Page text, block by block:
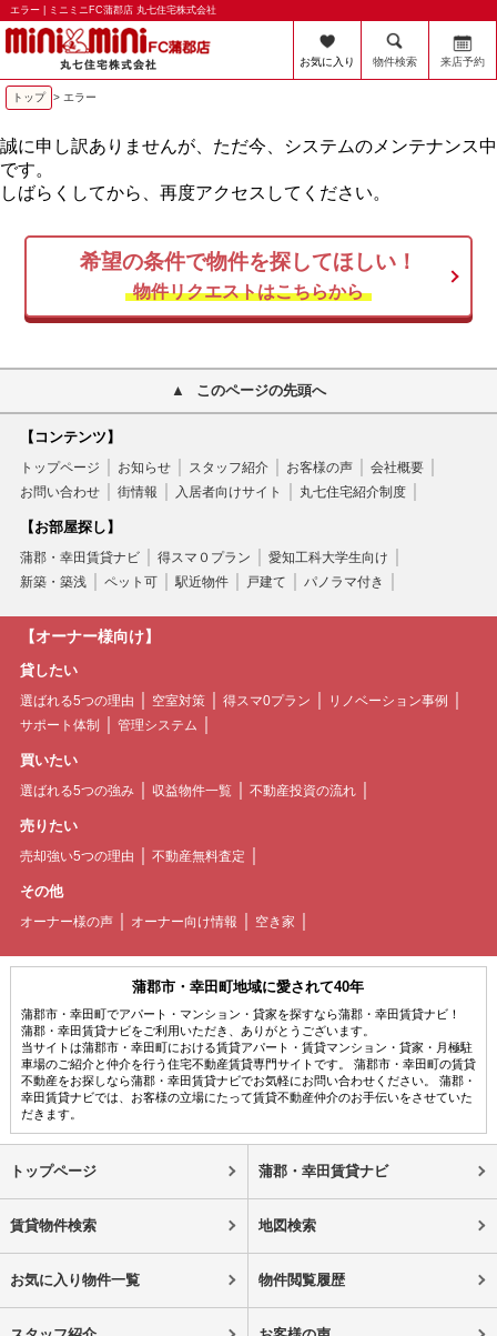
エラー | ミニミニFC蒲郡店 丸七住宅株式会社
お気に入り 物件検索 来店予約
トップ > エラー
誠に申し訳ありませんが、ただ今、システムのメンテナンス中
です。
しばらくしてから、再度アクセスしてください。
希望の条件で物件を探してほしい！
物件リクエストはこちらから
このページの先頭へ
【コンテンツ】
トップページ お知らせ スタッフ紹介 お客様の声
会社概要
お問い合わせ
街情報 入居者向けサイト 丸七住宅紹介制度
【お部屋探し】
蒲郡・幸田賃貸ナビ 得スマ０プラン
愛知工科大学生向け
新築・築浅
ペット可 駅近物件 戸建て パノラマ付き
【オーナー様向け】
貸したい
選ばれる5つの理由 空室対策 得スマ0プラン
リノベーション事例
サポート体制
管理システム
買いたい
選ばれる5つの強み 収益物件一覧 不動産投資の流れ
売りたい
売却強い5つの理由 不動産無料査定
その他
オーナー様の声 オーナー向け情報 空き家
蒲郡市・幸田町地域に愛されて40年
蒲郡市・幸田町でアパート・マンション・貸家を探すなら蒲郡・幸田賃貸ナビ！
蒲郡・幸田賃貸ナビをご利用いただき、ありがとうございます。
当サイトは蒲郡市・幸田町における賃貸アパート・賃貸マンション・貸家・月極駐
車場のご紹介と仲介を行う住宅不動産賃貸専門サイトです。 蒲郡市・幸田町の賃貸
不動産をお探しなら蒲郡・幸田賃貸ナビでお気軽にお問い合わせください。 蒲郡・
幸田賃貸ナビでは、お客様の立場にたって賃貸不動産仲介のお手伝いをさせていた
だきます。
トップページ 蒲郡・幸田賃貸ナビ
賃貸物件検索 地図検索
お気に入り物件一覧 物件閲覧履歴